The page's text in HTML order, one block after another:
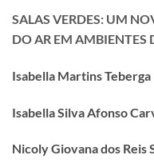
SALAS VERDES: UM
DO AR EM AMBIENTES
Isabella Martins Teberga
Isabella Silva Afonso
Nicoly Giovana dos Reis